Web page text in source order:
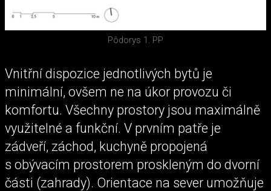
Pôdorys 1. PP
Vnitřní dispozice jednotlivých bytů je
minimální, ovšem ne na úkor provozu či
komfortu. Všechny prostory jsou maximálně
využitelné a funkční. V prvním patře je
zádveří, záchod, kuchyně propojená
s obývacím prostorem proskleným do dvorní
části (zahrady). Orientace na sever umožňuje